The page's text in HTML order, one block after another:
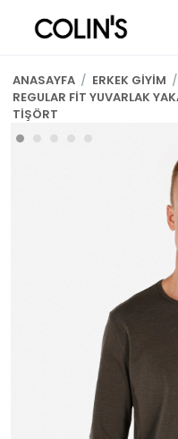
ANASAYFA / ERKEK GİYİM /
REGULAR FİT YUVARLAK
TİŞÖRT